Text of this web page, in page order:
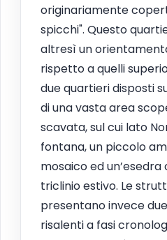
originariamente
spicchi". Questo
altresì un
rispetto a quelli
due quartieri disposti
di una vasta area
scavata, sul cui lato
fontana, un piccolo
mosaico ed
triclinio estivo. Le
presentano invece
risalenti a fasi